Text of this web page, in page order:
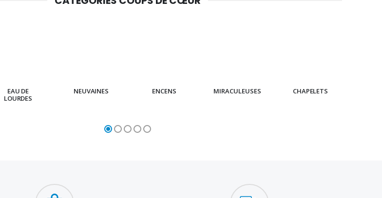
EAU DE
LOURDES
NEUVAINES ENCENS MIRACULEUSES CHAPELETS